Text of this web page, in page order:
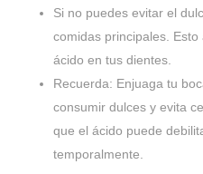
Si no puedes evitar el
comidas principales.
ácido en tus dientes.
Recuerda: Enjuaga tu
consumir dulces y evita
que el ácido puede
temporalmente.